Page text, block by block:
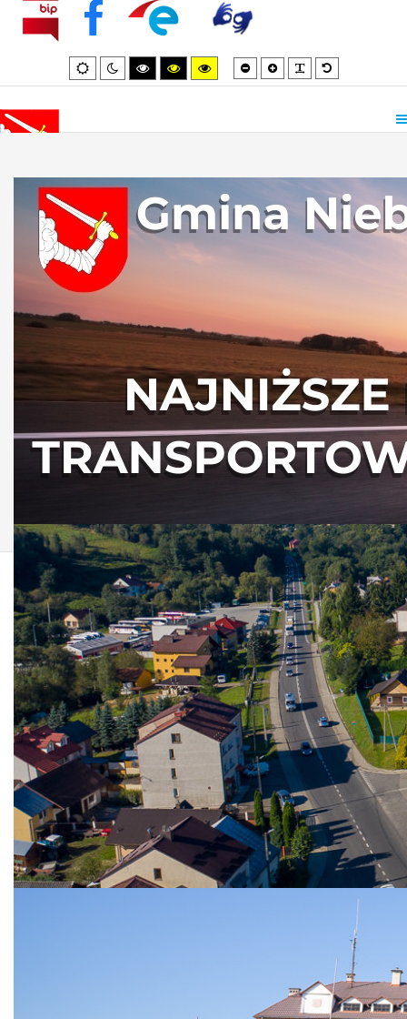
Default
mode
Night
mode
High
contrast
High
contrast
High
contrast
Smaller
font
Larger
font
Default
font
AKTUALNOŚCI Z
GMINY NIEBYLEC
35. Rajd Rzeszowski -
czasowe utrudnienia
na drogach gminnych
Blizianka, Gwoźnica
Dolna oraz Gwoźnica